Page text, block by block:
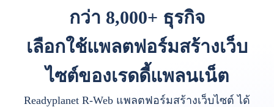
กว่า 8,000+ ธุรกิจ
เลือกใช้แพลตฟอร์มสร้างเว็บ
ไซต์ของเรดดี้แพลนเน็ต
Readyplanet R-Web แพลตฟอร์มสร้างเว็บไซต์ ได้